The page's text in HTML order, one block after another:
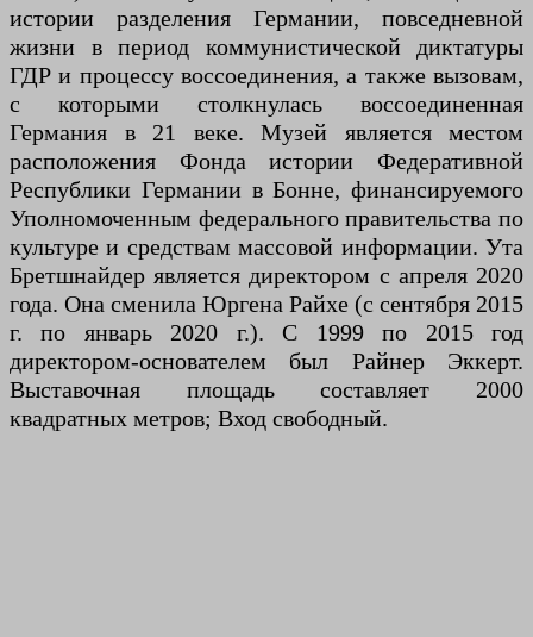
истории разделения Германии, повседневной
жизни в период коммунистической диктатуры
ГДР и процессу воссоединения, а также вызовам,
с которыми столкнулась воссоединенная
Германия в 21 веке. Музей является местом
расположения Фонда истории Федеративной
Республики Германии в Бонне, финансируемого
Уполномоченным федерального правительства по
культуре и средствам массовой информации. Ута
Бретшнайдер является директором с апреля 2020
года. Она сменила Юргена Райхе (с сентября 2015
г. по январь 2020 г.). С 1999 по 2015 год
директором-основателем был Райнер Эккерт.
Выставочная площадь составляет 2000
квадратных метров; Вход свободный.